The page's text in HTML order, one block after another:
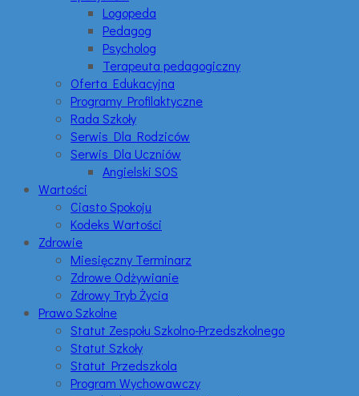
Logopeda
Pedagog
Psycholog
Terapeuta pedagogiczny
Oferta Edukacyjna
Programy Profilaktyczne
Rada Szkoły
Serwis Dla Rodziców
Serwis Dla Uczniów
Angielski SOS
Wartości
Ciasto Spokoju
Kodeks Wartości
Zdrowie
Miesięczny Terminarz
Zdrowe Odżywianie
Zdrowy Tryb Życia
Prawo Szkolne
Statut Zespołu Szkolno-Przedszkolnego
Statut Szkoły
Statut Przedszkola
Program Wychowawczy